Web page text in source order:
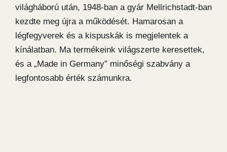
világháború után, 1948-ban a gyár Mellrichstadt-ban
kezdte meg újra a működését. Hamarosan a
légfegyverek és a kispuskák is megjelentek a
kínálatban. Ma termékeink világszerte keresettek,
és a „Made in Germany” minőségi szabvány a
legfontosabb érték számunkra.